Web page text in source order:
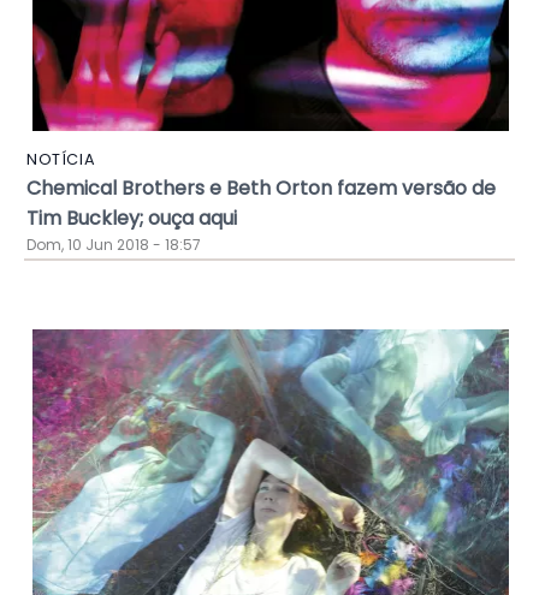
NOTÍCIA
Chemical Brothers e Beth Orton fazem versão de
Tim Buckley; ouça aqui
Dom, 10 Jun 2018 - 18:57